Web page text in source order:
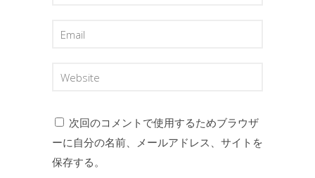
次回のコメントで使用するためブラウザ
ーに自分の名前、メールアドレス、サイトを
保存する。